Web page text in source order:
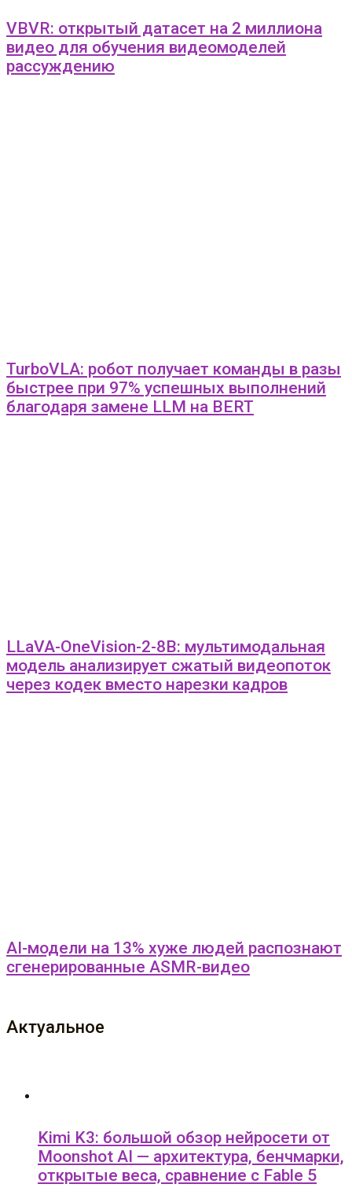
VBVR: открытый датасет на 2 миллиона
видео для обучения видеомоделей
рассуждению
TurboVLA: робот получает команды в разы
быстрее при 97% успешных выполнений
благодаря замене LLM на BERT
LLaVA-OneVision-2-8B: мультимодальная
модель анализирует сжатый видеопоток
через кодек вместо нарезки кадров
AI-модели на 13% хуже людей распознают
сгенерированные ASMR-видео
Актуальное
Kimi K3: большой обзор нейросети от
Moonshot AI — архитектура, бенчмарки,
открытые веса, сравнение с Fable 5